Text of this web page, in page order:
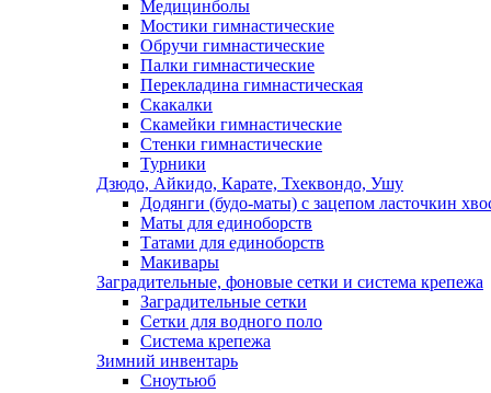
Медицинболы
Мостики гимнастические
Обручи гимнастические
Палки гимнастические
Перекладина гимнастическая
Скакалки
Скамейки гимнастические
Стенки гимнастические
Турники
Дзюдо, Айкидо, Карате, Тхеквондо, Ушу
Додянги (будо-маты) с зацепом ласточкин
Маты для единоборств
Татами для единоборств
Макивары
Заградительные, фоновые сетки и система крепежа
Заградительные сетки
Сетки для водного поло
Система крепежа
Зимний инвентарь
Сноутьюб